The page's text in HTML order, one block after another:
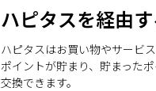
ハピタスを経由
ハピタスはお買い物やサービ
ポイントが貯まり、貯まった
交換できます。